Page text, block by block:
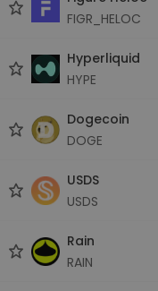
FIGR_HELOC
Hyperliquid
HYPE
Dogecoin
DOGE
USDS
USDS
Rain
RAIN